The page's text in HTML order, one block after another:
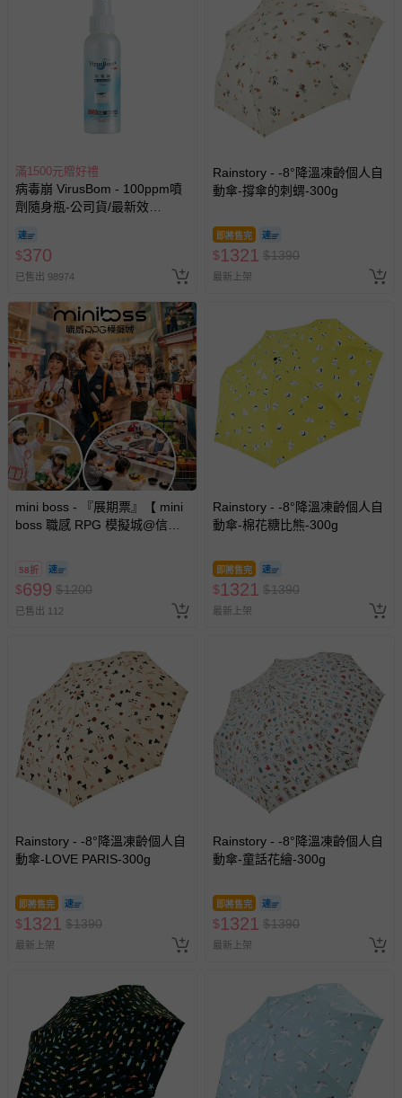
滿1500元贈好禮
病毒崩 VirusBom - 100ppm噴
劑隨身瓶-公司貨/最新效
$370
已售出 98974
Rainstory - -8°降溫凍齡個人自
動傘-撐傘的刺蝟-300g
即將售完
$1321 $1390
最新上架
mini boss - 『展期票』【 mini
boss 職感 RPG 模擬城@信義
換，依現場梯次安排入場，逾
期作廢) (兒童票(2歲以上)贈一
名陪伴成人)
58折
$699 $1200
已售出 112
Rainstory - -8°降溫凍齡個人自
動傘-棉花糖比熊-300g
即將售完
$1321 $1390
最新上架
Rainstory - -8°降溫凍齡個人自
動傘-LOVE PARIS-300g
即將售完
$1321 $1390
最新上架
Rainstory - -8°降溫凍齡個人自
動傘-童話花繪-300g
即將售完
$1321 $1390
最新上架